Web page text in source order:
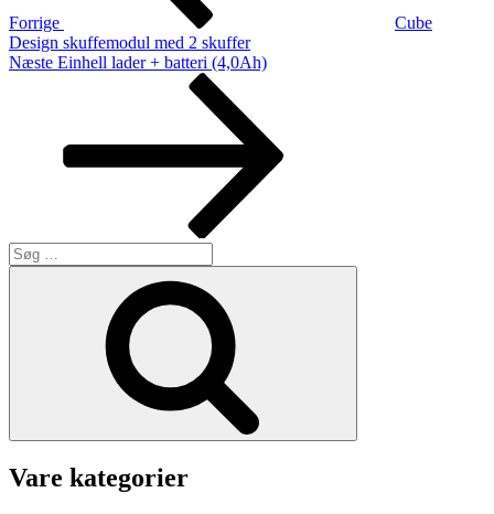
Forrige
Cube
Design skuffemodul med 2 skuffer
Næste
Næste Einhell lader + batteri (4,0Ah)
Søg
efter:
Vare kategorier